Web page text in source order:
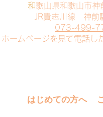
​和歌山県和歌山市
JR貴志川線 神前
073-499-
ホームページを見て電話し
はじめての方へ